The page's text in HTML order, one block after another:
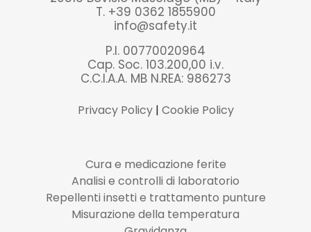
T. +39 0362 1855900
info@safety.it
P.I. 00770020964
Cap. Soc. 103.200,00 i.v.
C.C.I.A.A. MB N.REA: 986273
Privacy Policy| Cookie Policy
Cura e medicazione ferite
Analisi e controlli di laboratorio
Repellenti insetti e trattamento punture
Misurazione della temperatura